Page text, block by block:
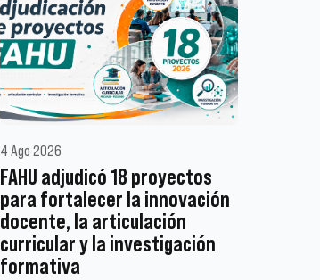
4 Ago 2026
FAHU adjudicó 18 proyectos
para fortalecer la innovación
docente, la articulación
curricular y la investigación
formativa